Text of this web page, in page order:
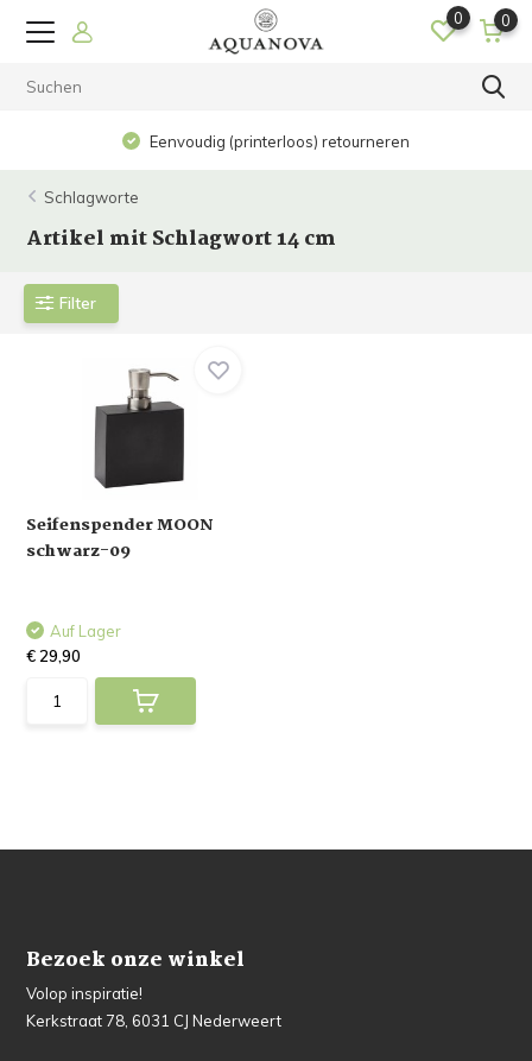
0 0
Eenvoudig (printerloos) retourneren
Schlagworte
Artikel mit Schlagwort 14 cm
Filter
Seifenspender MOON
schwarz-09
Auf Lager
€ 29,90
Bezoek onze winkel
Volop inspiratie!
Kerkstraat 78, 6031 CJ Nederweert